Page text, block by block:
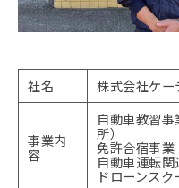
社名 株式会社ケー
事業内
容
自動車教習
所）
免許合宿事業
自動車運転
ドローンス